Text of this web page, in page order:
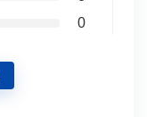
0